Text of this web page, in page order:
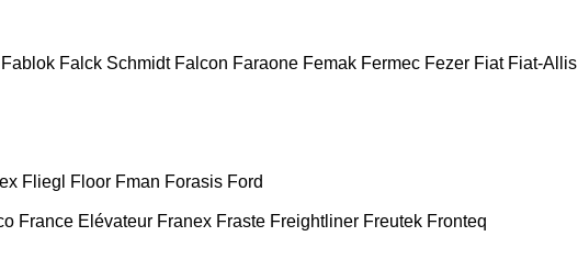
Fablok Falck Schmidt Falcon Faraone Femak Fermec Fezer Fiat Fiat-Allis
Fliegl Floor Fman Forasis Ford
France Elévateur Franex Fraste Freightliner Freutek Fronteq